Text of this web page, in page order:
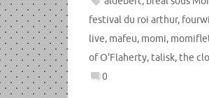
festival du roi arthur,
live, mafeu, momi,
of O'Flaherty, talisk, the
0